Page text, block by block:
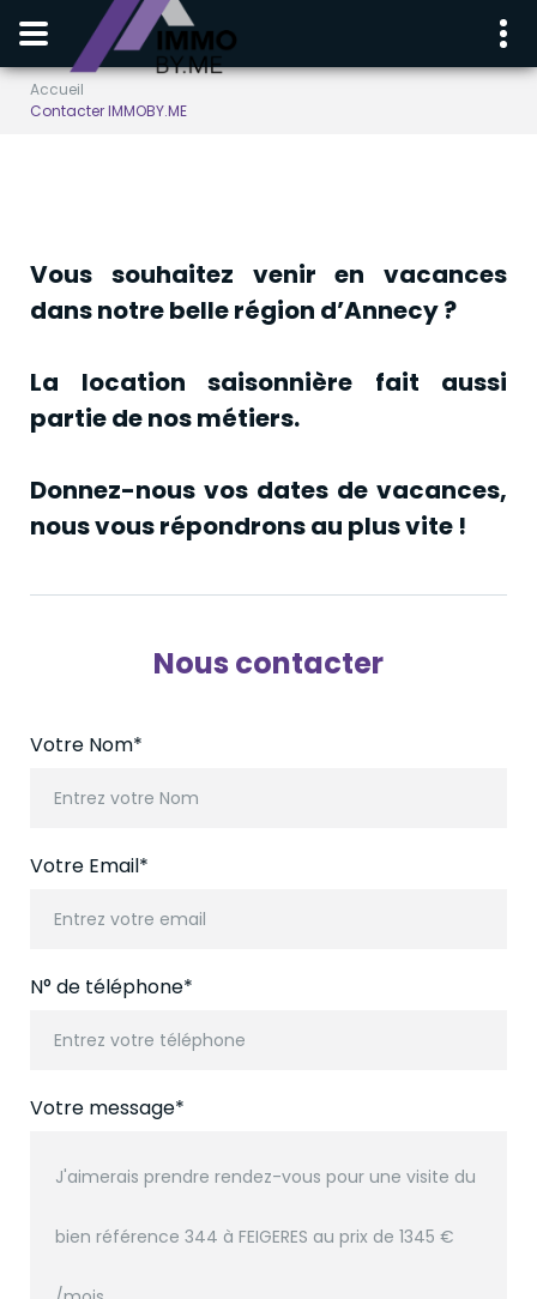
Accueil
Contacter IMMOBY.ME
Vous souhaitez venir en vacances
dans notre belle région d’Annecy ?
La location saisonnière fait aussi
partie de nos métiers.
Donnez-nous vos dates de vacances,
nous vous répondrons au plus vite !
Nous contacter
Votre Nom*
Entrez votre Nom
Votre Email*
Entrez votre email
N° de téléphone*
Entrez votre téléphone
Votre message*